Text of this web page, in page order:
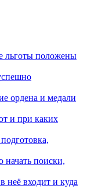
льготы положены
ордена и медали
и при каких
поиски,
неё входит и куда